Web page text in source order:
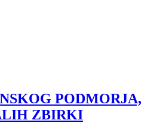
PODMORJA,
ZBIRKI